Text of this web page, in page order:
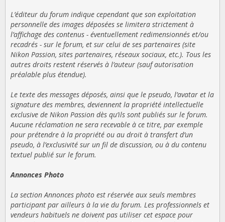
L’éditeur du forum indique cependant que son exploitation
personnelle des images déposées se limitera strictement à
l’affichage des contenus - éventuellement redimensionnés et/ou
recadrés - sur le forum, et sur celui de ses partenaires (site
Nikon Passion, sites partenaires, réseaux sociaux, etc.). Tous les
autres droits restent réservés à l’auteur (sauf autorisation
préalable plus étendue).
Le texte des messages déposés, ainsi que le pseudo, l’avatar et la
signature des membres, deviennent la propriété intellectuelle
exclusive de Nikon Passion dès qu’ils sont publiés sur le forum.
Aucune réclamation ne sera recevable à ce titre, par exemple
pour prétendre à la propriété ou au droit à transfert d’un
pseudo, à l’exclusivité sur un fil de discussion, ou à du contenu
textuel publié sur le forum.
Annonces Photo
La section Annonces photo est réservée aux seuls membres
participant par ailleurs à la vie du forum. Les professionnels et
vendeurs habituels ne doivent pas utiliser cet espace pour